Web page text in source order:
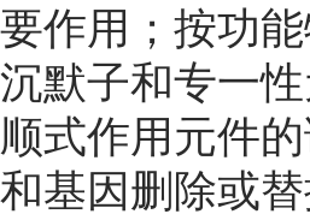
要作用；按功
沉默子和专一
顺式作用元件
和基因删除或